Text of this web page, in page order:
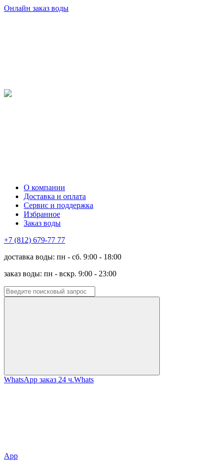
Онлайн заказ воды
О компании
Доставка и оплата
Сервис и поддержка
Избранное
Заказ воды
+7 (812) 679-77 77
доставка воды: пн - сб. 9:00 - 18:00
заказ воды: пн - вскр. 9:00 - 23:00
WhatsApp заказ 24 ч.Whats
App